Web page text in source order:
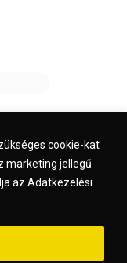
cookie-kat
marketing jellegű
az Adatkezelési
nyilatkozat